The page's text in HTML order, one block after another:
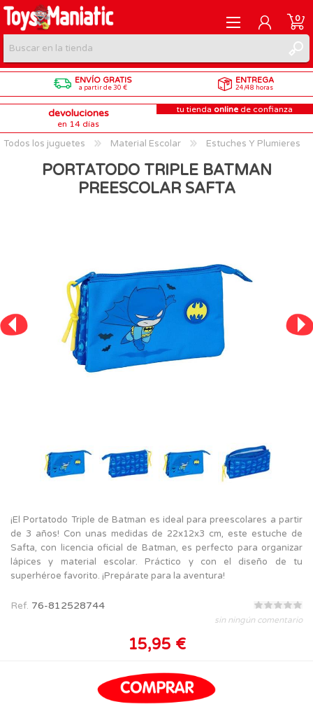
REGISTRARME
INICIAR SESIÓN
0
ENVÍO GRATIS
a partir de 30 €
ENTREGA
24/48 horas
devoluciones
en 14 días
tu tienda online de confianza
Todos los juguetes Material Escolar Estuches Y Plumieres
PORTATODO TRIPLE BATMAN
PREESCOLAR SAFTA
¡El Portatodo Triple de Batman es ideal para preescolares a partir
de 3 años! Con unas medidas de 22x12x3 cm, este estuche de
Safta, con licencia oficial de Batman, es perfecto para organizar
lápices y material escolar. Práctico y con el diseño de tu
superhéroe favorito. ¡Prepárate para la aventura!
Ref. 76-812528744
sin ningún comentario
15,95 €